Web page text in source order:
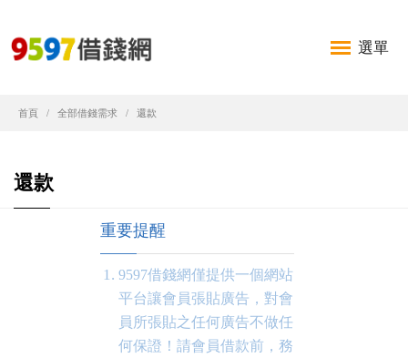
選單
首頁 全部借錢需求 還款
還款
重要提醒
9597借錢網僅提供一個網站
平台讓會員張貼廣告，對會
員所張貼之任何廣告不做任
何保證！請會員借款前，務